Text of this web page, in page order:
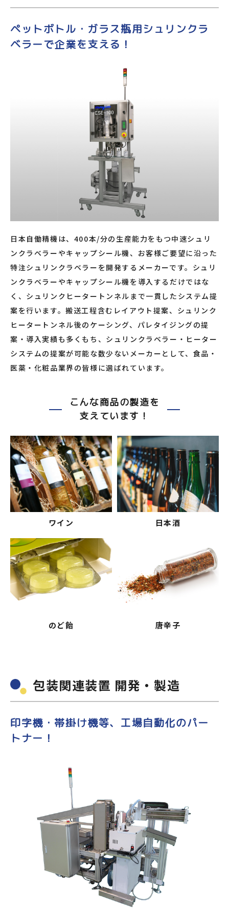
ペットボトル・ガラス瓶用シュリンクラ
ベラーで企業を支える！
日本自働精機は、400本/分の生産能力をもつ中速シュリ
ンクラベラーやキャップシール機、お客様ご要望に沿った
特注シュリンクラベラーを開発するメーカーです。シュリ
ンクラベラーやキャップシール機を導入するだけではな
く、シュリンクヒータートンネルまで一貫したシステム提
案を行います。搬送工程含むレイアウト提案、シュリンク
ヒータートンネル後のケーシング、パレタイジングの提
案・導入実績も多くもち、シュリンクラベラー・ヒーター
システムの提案が可能な数少ないメーカーとして、食品・
医薬・化粧品業界の皆様に選ばれています。
こんな商品の製造を
支えています！
ワイン 日本酒
のど飴 唐辛子
包装関連装置 開発・製造
印字機・帯掛け機等、工場自動化のパー
トナー！